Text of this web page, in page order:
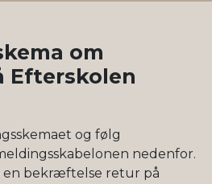
om
Efterskolen
og følg
nedenfor.
en bekræftelse retur på